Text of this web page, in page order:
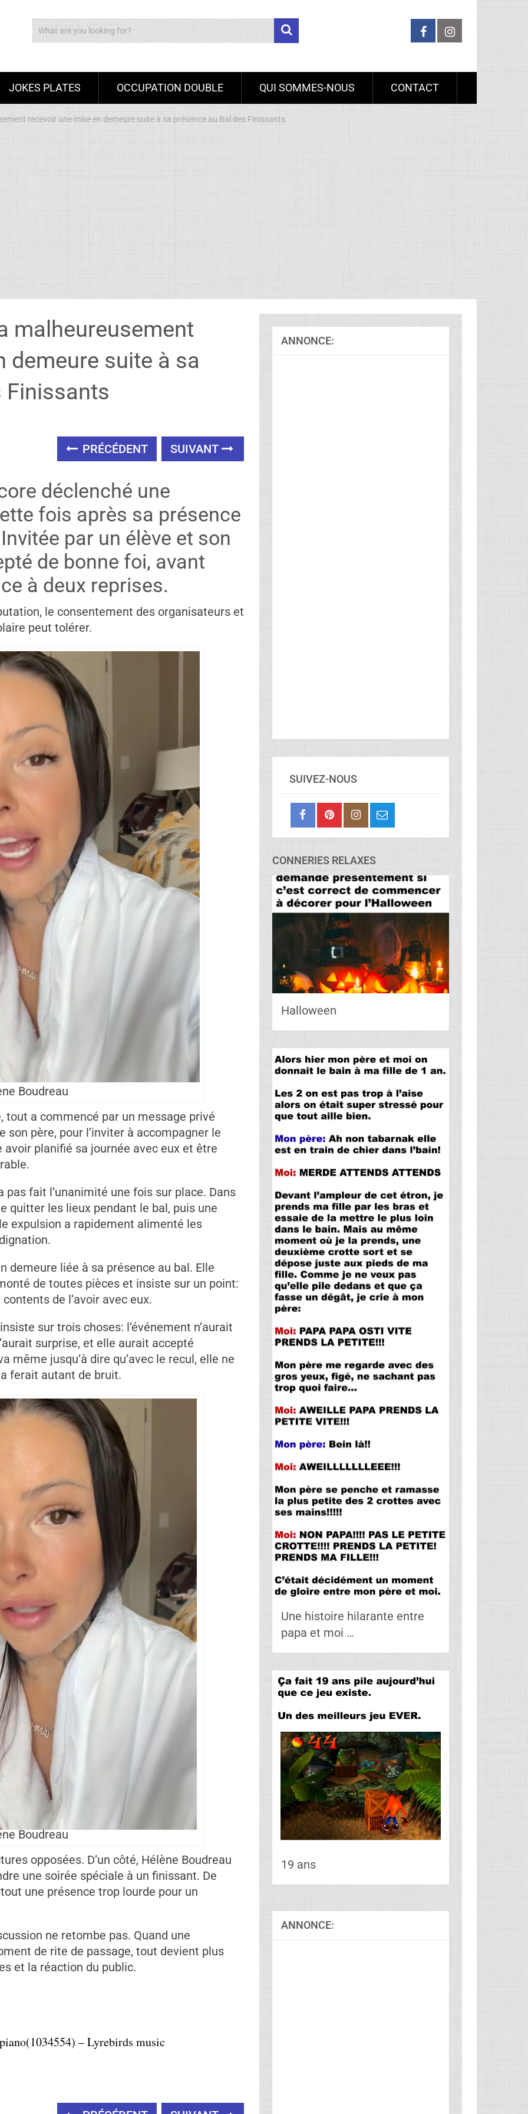
JOKES PLATES OCCUPATION DOUBLE QUI SOMMES-NOUS CONTACT
recevoir une mise en demeure suite à sa présence au Bal des Finissants
malheureusement
demeure suite à sa
Finissants
PRÉCÉDENT SUIVANT
déclenché une
fois après sa présence
par un élève et son
de bonne foi, avant
à deux reprises.
le consentement des organisateurs et
peut tolérer.
Boudreau
a commencé par un message privé
père, pour l’inviter à accompagner le
planifié sa journée avec eux et être
pas fait l’unanimité une fois sur place. Dans
les lieux pendant le bal, puis une
expulsion a rapidement alimenté les
liée à sa présence au bal. Elle
de toutes pièces et insiste sur un point:
de l’avoir avec eux.
sur trois choses: l’événement n’aurait
surprise, et elle aurait accepté
jusqu’à dire qu’avec le recul, elle ne
ferait autant de bruit.
Boudreau
ANNONCE:
Une histoire hilarante entre